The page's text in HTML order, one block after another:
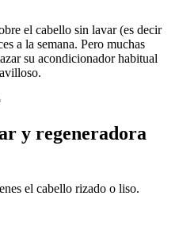
el cabello sin lavar (es decir
a la semana. Pero muchas
su acondicionador habitual
y regeneradora
el cabello rizado o liso.